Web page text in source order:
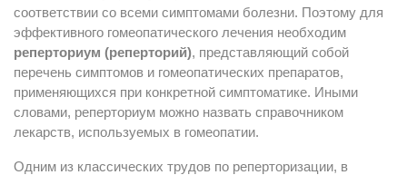
соответствии со всеми симптомами болезни. Поэтому для
эффективного гомеопатического лечения необходим
реперториум (реперторий), представляющий собой
перечень симптомов и гомеопатических препаратов,
применяющихся при конкретной симптоматике. Иными
словами, реперториум можно назвать справочником
лекарств, используемых в гомеопатии.
Одним из классических трудов по реперторизации, в